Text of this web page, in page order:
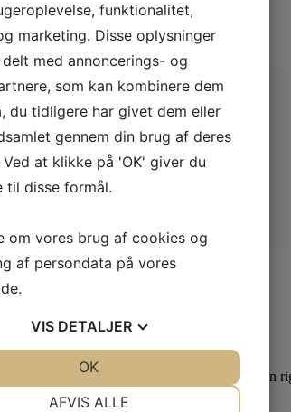
Derfor er det en god idé at være medlem af en
funktionalitet,
marketing. Disse oplysninger
med annoncerings- og
som kan kombinere dem
du tidligere har givet dem eller
gennem din brug af deres
Ved at klikke på 'OK' giver du
til disse formål.
om vores brug af cookies og
af persondata på vores
VIS DETALJER
AFVIS ALLE
OK